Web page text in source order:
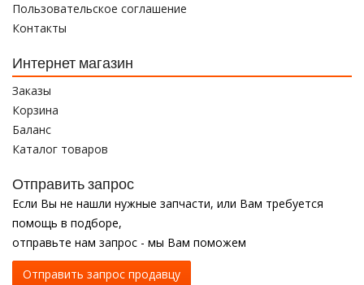
Пользовательское соглашение
Контакты
Интернет магазин
Заказы
Корзина
Баланс
Каталог товаров
Отправить запрос
Если Вы не нашли нужные запчасти, или Вам требуется
помощь в подборе,
отправьте нам запрос - мы Вам поможем
Отправить запрос продавцу